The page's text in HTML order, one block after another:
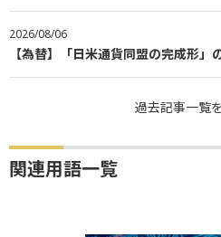
2026/08/06
【為替】「日米通貨同盟の完成形」
過去記事一覧
関連用語一覧